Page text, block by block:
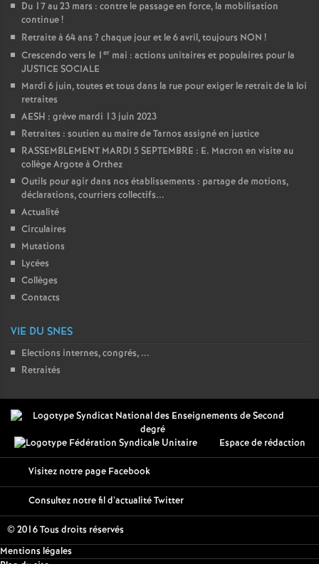
Du 17 au 23 mars : contre le passage en force, la mobilisation
continue!
Retraite à 64 ans ? chaque jour et le 6 avril, toujours NON !
Crescendo vers le 1 er mai : actions unitaires et populaires pour la
JUSTICE SOCIALE
Mardi 6 juin, toutes et tous dans la rue pour exiger le retrait de la loi
retraites
AESH : grève mardi 13 juin 2023
Retraites : soutien au maire de Tarnos assigné en justice
RASSEMBLEMENT MARDI 5 SEPTEMBRE : E. Macron en visite au
collège Argote à Orthez
Outils pour agir dans nos établissements : partage de motions,
déclarations, courriers collectifs...
Actualité
Circulaires
Mutations
Lycées
Collèges
Contacts
VIE DU SNES
Elections internes, congrés, ...
Retraités
Espace de rédaction
Visitez notre page Facebook
Consultez notre fil d'actualité Twitter
© 2016 Tous droits réservés
Mentions légales